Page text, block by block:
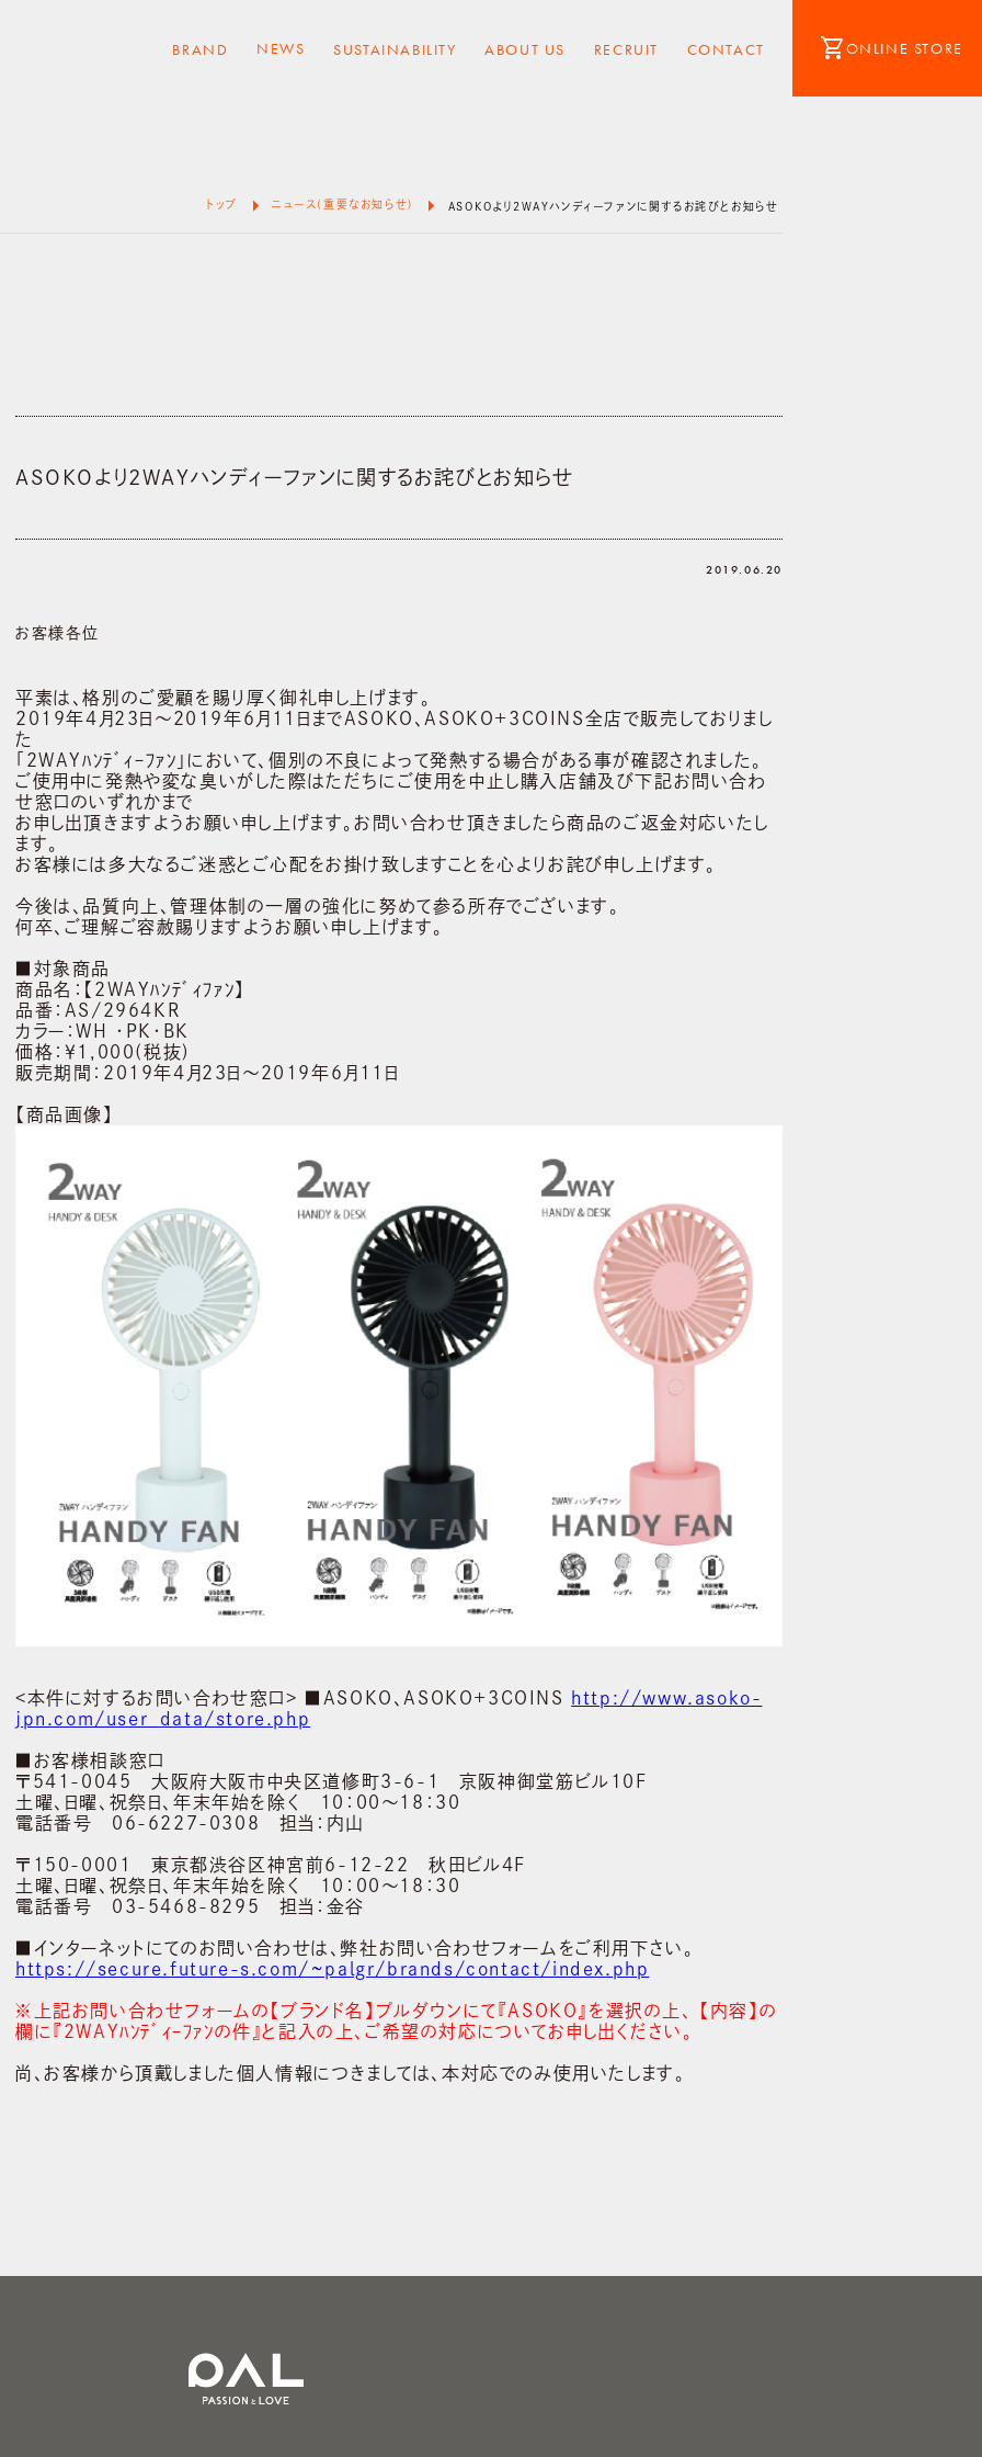
BRAND NEWS SUSTAINABILITY ABOUT US RECRUIT CONTACT shopping_cartONLINE STORE
トップ arrow_right ニュース(重要なお知らせ) arrow_right ASOKOより2WAYハンディーファンに関するお詫びとお知らせ
ASOKOより2WAYハンディーファンに関するお詫びとお知らせ
2019.06.20
お客様各位
平素は、格別のご愛顧を賜り厚く御礼申し上げます。
2019年4月23日～2019年6月11日までASOKO、ASOKO+3COINS全店で販売しておりまし
た
「2WAYﾊﾝﾃﾞｨｰﾌｧﾝ」において、個別の不良によって発熱する場合がある事が確認されました。
ご使用中に発熱や変な臭いがした際はただちにご使用を中止し購入店舗及び下記お問い合わ
せ窓口のいずれかまで
お申し出頂きますようお願い申し上げます。お問い合わせ頂きましたら商品のご返金対応いたし
ます。
お客様には多大なるご迷惑とご心配をお掛け致しますことを心よりお詫び申し上げます。
今後は、品質向上、管理体制の一層の強化に努めて参る所存でございます。
何卒、ご理解ご容赦賜りますようお願い申し上げます。
■対象商品
商品名：【2WAYﾊﾝﾃﾞｨﾌｧﾝ】
品番：AS/2964KR
カラー：WH ・PK・BK
価格：￥1,000(税抜)
販売期間：2019年4月23日～2019年6月11日
【商品画像】
<本件に対するお問い合わせ窓口> ■ASOKO、ASOKO+3COINS
http://www.asoko-
jpn.com/user_data/store.php
■お客様相談窓口
〒541-0045 大阪府大阪市中央区道修町3-6-1 京阪神御堂筋ビル10F
土曜、日曜、祝祭日、年末年始を除く 10：00～18：30
電話番号 06-6227-0308 担当：内山
〒150-0001 東京都渋谷区神宮前6-12-22 秋田ビル4F
土曜、日曜、祝祭日、年末年始を除く 10：00～18：30
電話番号 03-5468-8295 担当：金谷
■インターネットにてのお問い合わせは、弊社お問い合わせフォームをご利用下さい。
https://secure.future-s.com/~palgr/brands/contact/index.php
※上記お問い合わせフォームの【ブランド名】プルダウンにて『ASOKO』を選択の上､ 【内容】の
欄に『2WAYﾊﾝﾃﾞｨｰﾌｧﾝの件』と記入の上､ご希望の対応についてお申し出ください。
尚、お客様から頂戴しました個人情報につきましては、本対応でのみ使用いたします。